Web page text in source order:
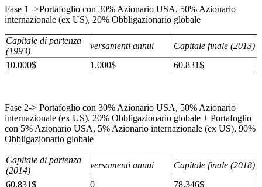
Fase 1 ->Portafoglio con 30% Azionario USA, 50% Azionario
internazionale (ex US), 20% Obbligazionario globale
Capitale di partenza
(1993)
versamenti annui
Capitale finale (2013)
10.000$
1.000$ 60.831$
Fase 2-> Portafoglio con 30% Azionario USA, 50% Azionario
internazionale (ex US), 20% Obbligazionario globale + Portafoglio
con 5% Azionario USA, 5% Azionario internazionale (ex US), 90%
Obbligazionario globale
Capitale di partenza
(2014)
versamenti annui
Capitale finale (2018)
60.831$
0 78.346$